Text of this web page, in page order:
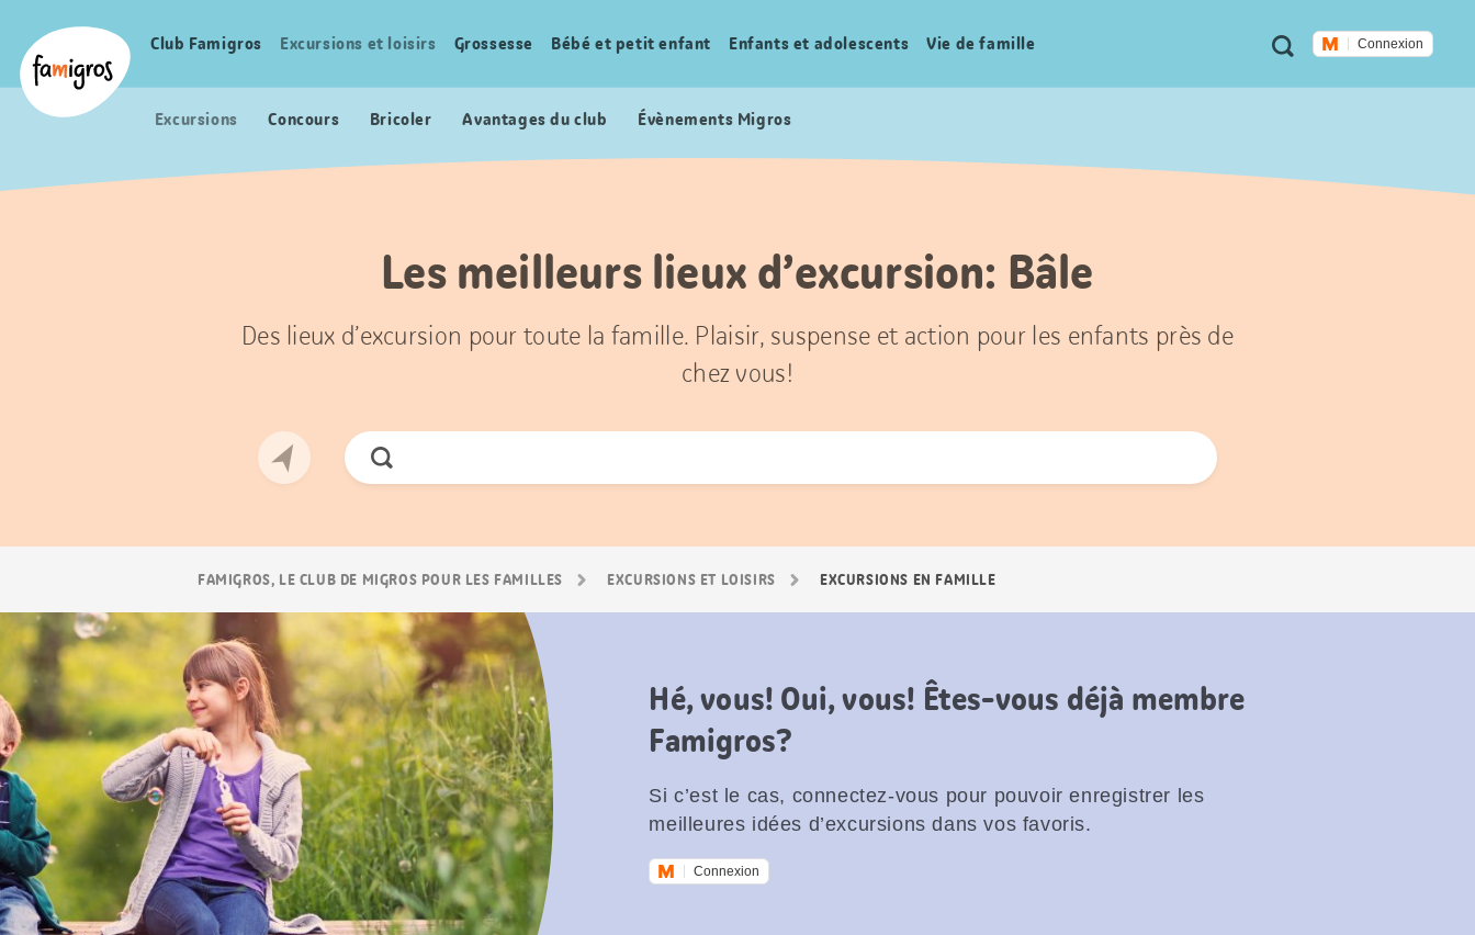
navigation
Logo
Métanavigation
RechercheConnexion
Navigation
Club Famigros Excursions et loisirs Grossesse Bébé et petit enfant Enfants et adolescents Vie de famille
Excursions Concours Bricoler Avantages du club Évènements Migros
Les meilleurs lieux d’excursion: Bâle
Des lieux d’excursion pour toute la famille. Plaisir, suspense et action pour les enfants près de
chez vous!
Chercher
FAMIGROS, LE CLUB DE MIGROS POUR LES FAMILLES EXCURSIONS ET LOISIRS EXCURSIONS EN FAMILLE
Hé, vous! Oui, vous! Êtes-vous déjà membre
Famigros?
Si c’est le cas, connectez-vous pour pouvoir enregistrer les
meilleures idées d’excursions dans vos favoris.
Connexion